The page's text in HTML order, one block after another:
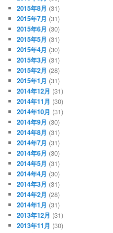
2015年8月 (31)
2015年7月 (31)
2015年6月 (30)
2015年5月 (31)
2015年4月 (30)
2015年3月 (31)
2015年2月 (28)
2015年1月 (31)
2014年12月 (31)
2014年11月 (30)
2014年10月 (31)
2014年9月 (30)
2014年8月 (31)
2014年7月 (31)
2014年6月 (30)
2014年5月 (31)
2014年4月 (30)
2014年3月 (31)
2014年2月 (28)
2014年1月 (31)
2013年12月 (31)
2013年11月 (30)